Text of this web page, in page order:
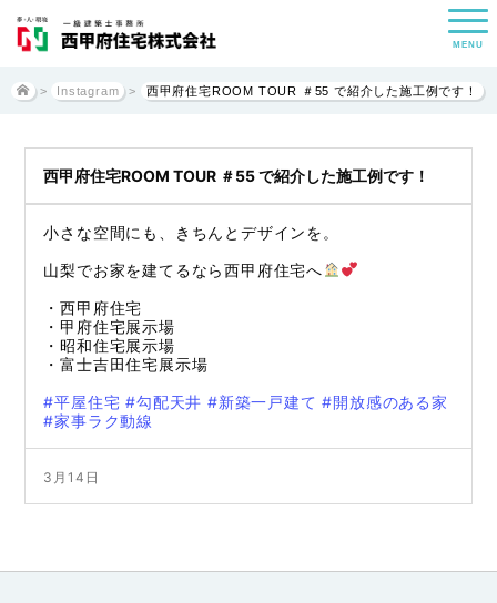
MENU
> Instagram > 西甲府住宅ROOM TOUR ＃55 で紹介した施工例です！
西甲府住宅ROOM TOUR ＃55 で紹介した施工例です！
小さな空間にも、きちんとデザインを。
山梨でお家を建てるなら西甲府住宅へ
・西甲府住宅
・甲府住宅展示場
・昭和住宅展示場
・富士吉田住宅展示場
#平屋住宅 #勾配天井 #新築一戸建て #開放感のある家
#家事ラク動線
3月14日